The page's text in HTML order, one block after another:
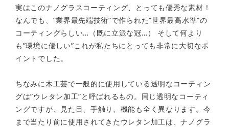
実はこのナノグラスコーティング、とっても優秀な素材！
なんでも、”業界最先端技術”で作られた”世界最高水準”の
コーティングらしい…（既に立派な冠…）
そして何より
も”環境に優しい”これが私たちにとっても非常に大切なポ
イントでした。
ちなみに木工芸で一般的に使用している透明なコーティン
グは”ウレタン加工”と呼ばれるもの。同じ透明なコーティ
ングですが、見た目、手触り、機能も全く異なります。今
まで当たり前に使用されてきたウレタン加工は、ナノグラ